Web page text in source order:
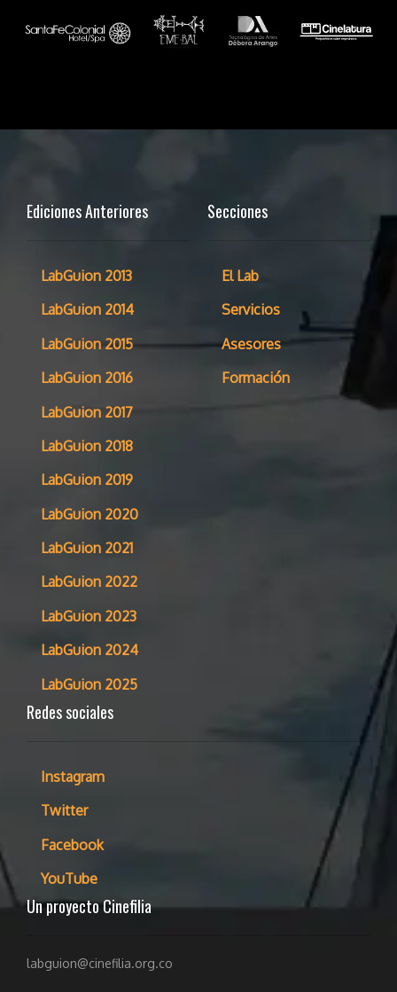
Ediciones Anteriores
LabGuion 2013
LabGuion 2014
LabGuion 2015
LabGuion 2016
LabGuion 2017
LabGuion 2018
LabGuion 2019
LabGuion 2020
LabGuion 2021
LabGuion 2022
LabGuion 2023
LabGuion 2024
LabGuion 2025
Secciones
El Lab
Servicios
Asesores
Formación
Redes sociales
Instagram
Twitter
Facebook
YouTube
Un proyecto Cinefilia
labguion@cinefilia.org.co